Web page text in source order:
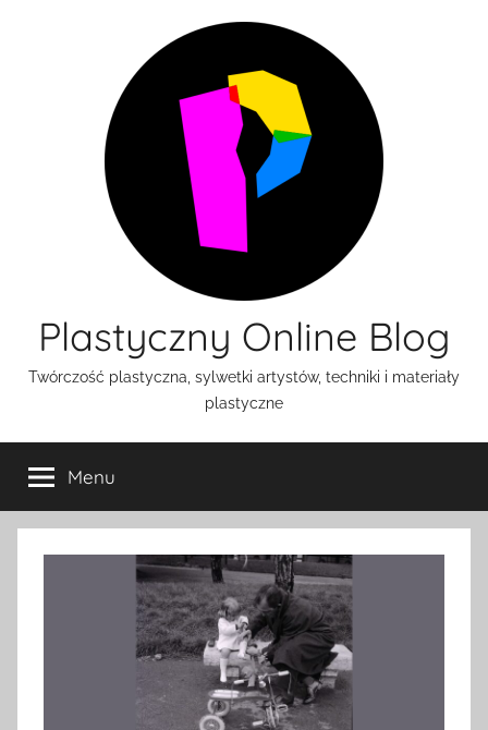
Plastyczny Online Blog
Twórczość plastyczna, sylwetki artystów, techniki i materiały
plastyczne
Menu